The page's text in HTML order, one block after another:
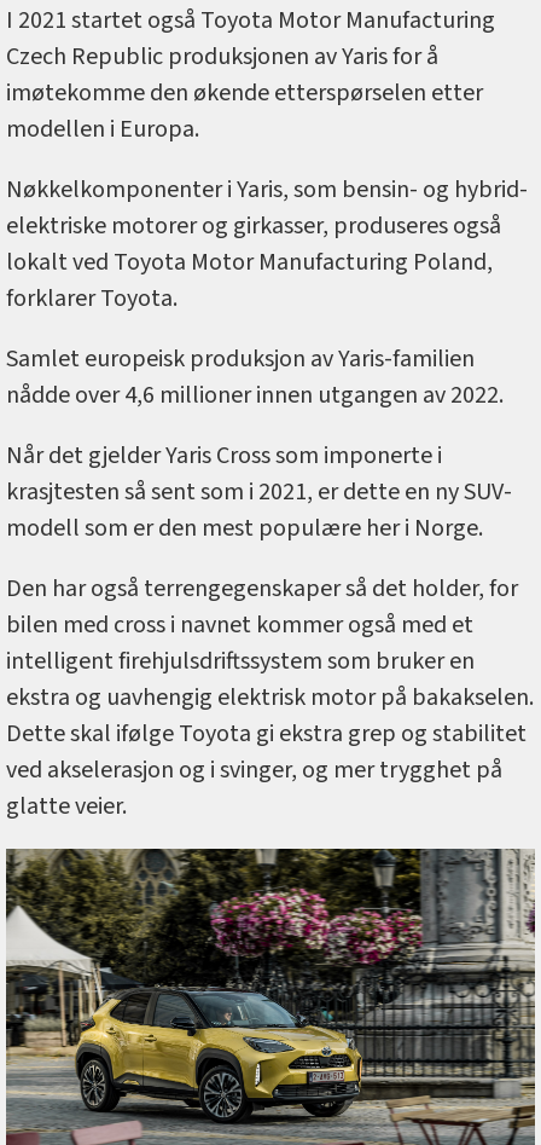
I 2021 startet også Toyota Motor Manufacturing
Czech Republic produksjonen av Yaris for å
imøtekomme den økende etterspørselen etter
modellen i Europa.
Nøkkelkomponenter i Yaris, som bensin- og hybrid-
elektriske motorer og girkasser, produseres også
lokalt ved Toyota Motor Manufacturing Poland,
forklarer Toyota.
Samlet europeisk produksjon av Yaris-familien
nådde over 4,6 millioner innen utgangen av 2022.
Når det gjelder Yaris Cross som imponerte i
krasjtesten så sent som i 2021, er dette en ny SUV-
modell som er den mest populære her i Norge.
Den har også terrengegenskaper så det holder, for
bilen med cross i navnet kommer også med et
intelligent firehjulsdriftssystem som bruker en
ekstra og uavhengig elektrisk motor på bakakselen.
Dette skal ifølge Toyota gi ekstra grep og stabilitet
ved akselerasjon og i svinger, og mer trygghet på
glatte veier.